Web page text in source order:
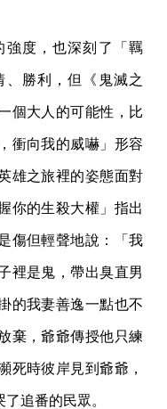
強度，也深刻了「羈
勝利，但《鬼滅之
個大人的可能性，比
衝向我的威嚇」形容
雄之旅裡的姿態面對
你的生殺大權」指出
傷但輕聲地說：「我
裡是鬼，帶出臭直男
的我妻善逸一點也不
棄，爺爺傳授他只練
死時彼岸見到爺爺，
追番的民眾。